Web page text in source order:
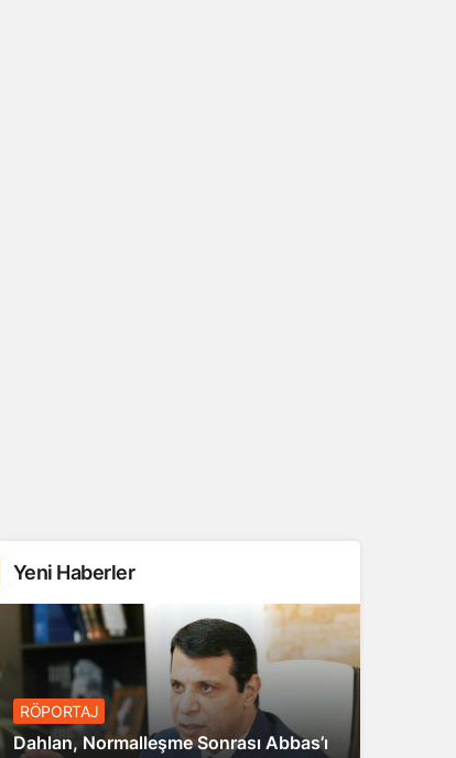
Yeni Haberler
RÖPORTAJ
Dahlan, Normalleşme Sonrası Abbas’ı